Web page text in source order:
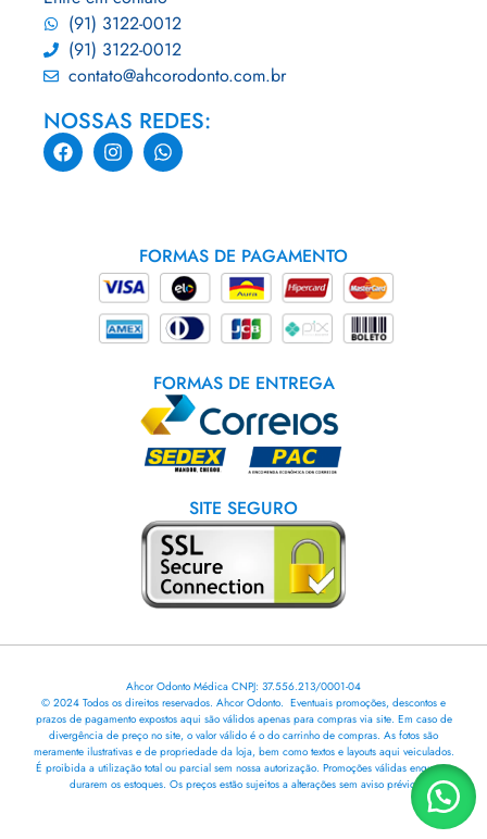
(91) 3122-0012
(91) 3122-0012
contato@ahcorodonto.com.br
NOSSAS REDES:
FORMAS DE PAGAMENTO
FORMAS DE ENTREGA
SITE SEGURO
Ahcor Odonto Médica CNPJ: 37.556.213/0001-04
© 2024 Todos os direitos reservados. Ahcor Odonto. Eventuais promoções, descontos e
prazos de pagamento expostos aqui são válidos apenas para compras via site. Em caso de
divergência de preço no site, o valor válido é o do carrinho de compras. As fotos são
meramente ilustrativas e de propriedade da loja, bem como textos e layouts aqui veiculados.
É proibida a utilização total ou parcial sem nossa autorização. Promoções válidas enquanto
durarem os estoques. Os preços estão sujeitos a alterações sem aviso prévio.